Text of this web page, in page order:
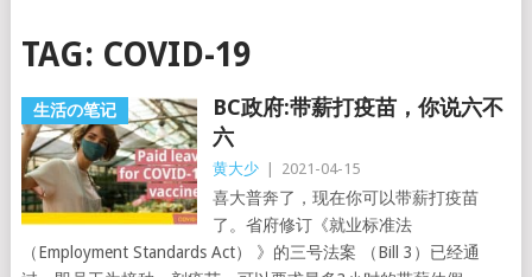
TAG: COVID-19
生活の笔记
BC政府:带薪打疫苗，你说六不
六
黄大少 2021-04-15
喜大普奔了，现在你可以带薪打疫苗
了。省府修订《就业标准法
（Employment Standards Act） 》的三号法案 （Bill 3）已经通